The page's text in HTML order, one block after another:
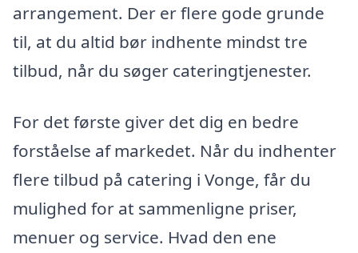
arrangement. Der er flere gode grunde
til, at du altid bør indhente mindst tre
tilbud, når du søger cateringtjenester.
For det første giver det dig en bedre
forståelse af markedet. Når du indhenter
flere tilbud på catering i Vonge, får du
mulighed for at sammenligne priser,
menuer og service. Hvad den ene